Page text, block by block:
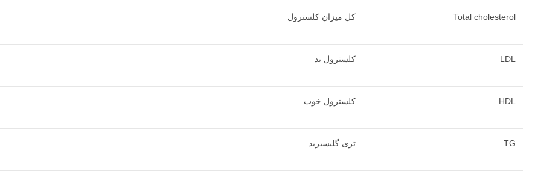
Total cholesterol کل میزان کلسترول
LDL کلسترول بد
HDL کلسترول خوب
TG تری گلیسیرید